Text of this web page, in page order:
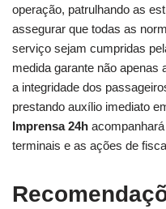
operação, patrulhando as
assegurar que todas as
serviço sejam cumpridas
medida garante não apenas
a integridade dos
prestando auxílio imediato
Imprensa 24h
terminais e as ações de